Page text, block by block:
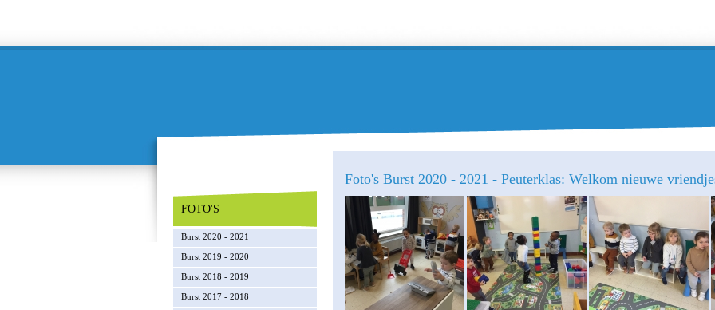
FOTO'S
Burst 2020 - 2021
Burst 2019 - 2020
Burst 2018 - 2019
Burst 2017 - 2018
Foto's Burst 2020 - 2021 - Peuterklas: Welkom nieuwe